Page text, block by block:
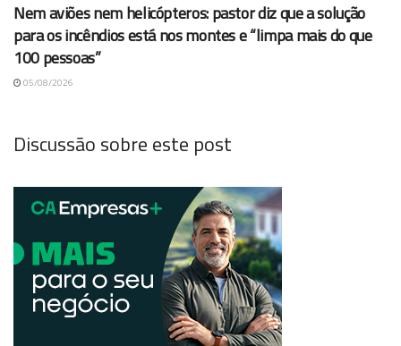
Nem aviões nem helicópteros: pastor diz que a solução
para os incêndios está nos montes e “limpa mais do que
100 pessoas”
05/08/2026
Discussão sobre este post